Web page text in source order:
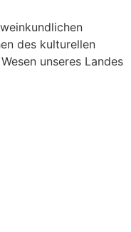
des kulturellen
unseres Landes